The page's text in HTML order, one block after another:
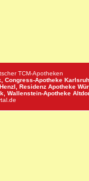
TCM-Apotheken
Congress-Apotheke
Residenz Apotheke
Wallenstein-Apotheke